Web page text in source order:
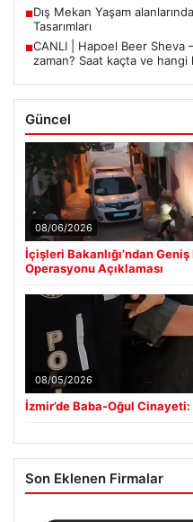
■Dış Mekan Yaşam
Tasarımları
■CANLI | Hapoel Beer Sheva –
zaman? Saat kaçta ve
Güncel
08/06/2026
İçişleri Bakanlığı’ndan
Operasyonu Açıklaması
08/05/2026
İzmir’de Baba-Oğul Cinayeti:
Son Eklenen Firmalar